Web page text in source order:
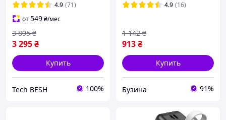
4.9 (71)
от549₴/мес
3 295₴
3 895 ₴
Купить
Tech BESH 100%
4.9 (16)
913₴
1 142 ₴
Купить
Бузина 91%